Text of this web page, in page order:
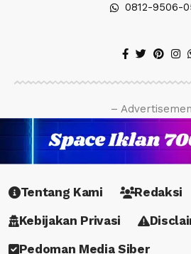
0812-9506-
–
Tentang Kami Redaksi
Kebijakan Privasi
Pedoman Media Siber